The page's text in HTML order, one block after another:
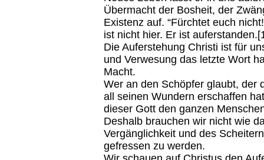
Übermacht der Bosheit, der
Existenz auf. “Fürchtet euch
ist nicht hier. Er ist
Die Auferstehung Christi ist für
und Verwesung das letzte Wort
Macht.
Wer an den Schöpfer glaubt, der
all seinen Wundern erschaffen
dieser Gott den ganzen
Deshalb brauchen wir nicht wie
Vergänglichkeit und des
gefressen zu werden.